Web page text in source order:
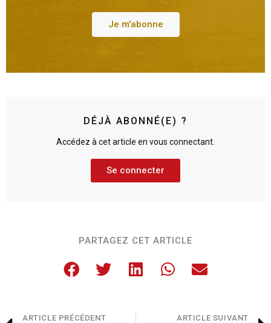
Je m'abonne
DÉJÀ ABONNÉ(E) ?
Accédez à cet article en vous connectant.
Se connecter
PARTAGEZ CET ARTICLE
ARTICLE PRÉCÉDENT ARTICLE SUIVANT